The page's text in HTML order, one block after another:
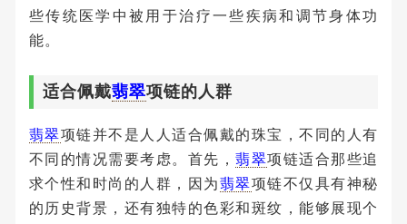
些传统医学中被用于治疗一些疾病和调节身体功
能。
适合佩戴翡翠项链的人群
翡翠项链并不是人人适合佩戴的珠宝，不同的人有
不同的情况需要考虑。首先，翡翠项链适合那些追
求个性和时尚的人群，因为翡翠项链不仅具有神秘
的历史背景，还有独特的色彩和斑纹，能够展现个